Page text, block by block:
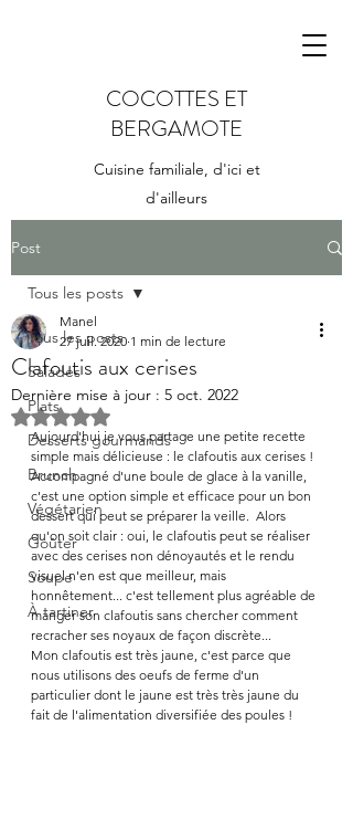
COCOTTES ET
BERGAMOTE
Cuisine familiale, d'ici et
d'ailleurs
Post
Tous les posts
Salades
Plats
Desserts gourmands
Brunch
Végétarien
Goûter
Soupe
À tartiner
Tous les posts
Clafoutis aux cerises
Manel
27 juil. 2020 1 min de lecture
Dernière mise à jour : 5 oct. 2022
Noté NaN étoiles sur 5.
Aujourd'hui je vous partage une petite recette
simple mais délicieuse : le clafoutis aux cerises !
Accompagné d'une boule de glace à la vanille,
c'est une option simple et efficace pour un bon
dessert qui peut se préparer la veille.  Alors
qu'on soit clair : oui, le clafoutis peut se réaliser
avec des cerises non dénoyautés et le rendu
visuel n'en est que meilleur, mais
honnêtement... c'est tellement plus agréable de
manger son clafoutis sans chercher comment
recracher ses noyaux de façon discrète...
Mon clafoutis est très jaune, c'est parce que
nous utilisons des oeufs de ferme d'un
particulier dont le jaune est très très jaune du
fait de l'alimentation diversifiée des poules !